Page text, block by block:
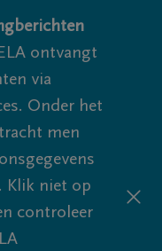
ontvangt
via
Onder het
men
Klik niet op
controleer